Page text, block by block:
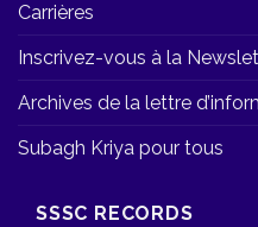
Carrières
Inscrivez-vous à la
Archives de la lettre
Subagh Kriya pour tous
SSSC RECORDS